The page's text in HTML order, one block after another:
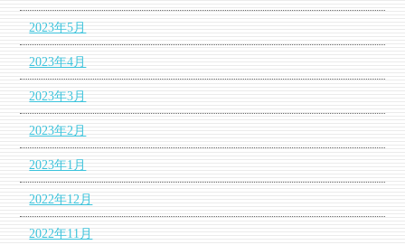
2023年5月
2023年4月
2023年3月
2023年2月
2023年1月
2022年12月
2022年11月